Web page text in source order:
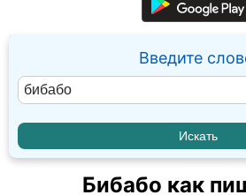
Введите
Бибабо как